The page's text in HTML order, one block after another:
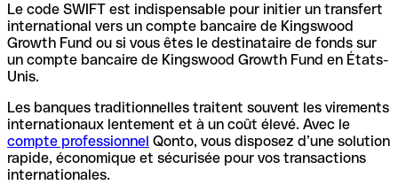
Le code SWIFT est indispensable pour initier un transfert
international vers un compte bancaire de Kingswood
Growth Fund ou si vous êtes le destinataire de fonds sur
un compte bancaire de Kingswood Growth Fund en États-
Unis.
Les banques traditionnelles traitent souvent les virements
internationaux lentement et à un coût élevé. Avec le
compte professionnel Qonto, vous disposez d’une solution
rapide, économique et sécurisée pour vos transactions
internationales.